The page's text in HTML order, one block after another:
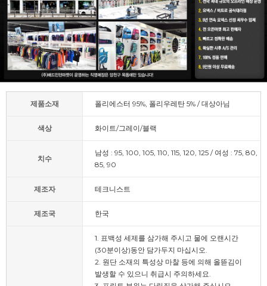
제품소재 폴리에스터 95%, 폴리우레탄 5% / 대상아님
색상 화이트/그레이/블랙
치수
남성 : 95, 100, 105, 110, 115, 120, 125 / 여성 : 75, 80,
85, 90
제조자 테크니스트
제조국 한국
1. 표백성 세제를 삼가해 주시고 물에 오랜시간
(30분이상)동안 담가두지 마십시오.
2. 원단 소재의 특성상 마찰 등에 의해 올뜯김이
발생할 수 있으니 취급시 주의하세요.